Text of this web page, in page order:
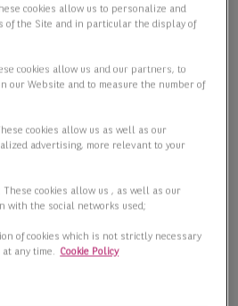
mit Dachterrasse über dem
cookies allow us to personalize and
of the Site and in particular the display of
cookies allow us and our partners, to
our Website and to measure the number of
cookies allow us as well as our
advertising, more relevant to your
cookies allow us , as well as our
with the social networks used;
of cookies which is not strictly necessary
any time. Cookie Policy